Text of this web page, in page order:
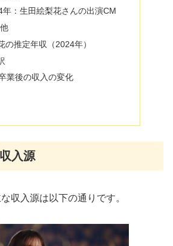
年：生田絵梨花さんの出演CM
の推定年収（2024年）
業後の収入の変化
入源
収入源は以下の通りです。